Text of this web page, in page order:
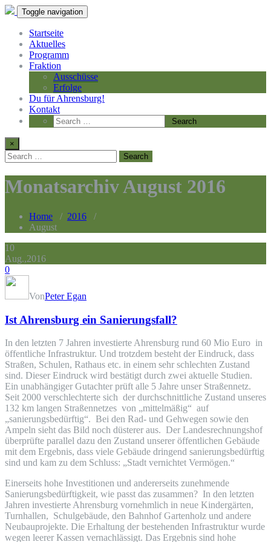
Toggle navigation
Startseite
Aktuelles
Programm
Fraktion
Ausschüsse
Erfolge
Du für Ahrensburg!
Kontakt
×
Monatsarchiv August 2016
Home / 2016 /
August
10
Aug.,2016
0
VonPeter Egan
Ist Ahrensburg ein Sanierungsfall?
In den letzten 7 Jahren investierte Ahrensburg rund 60 Mio Euro in
öffentliche Infrastruktur. Und trotzdem besteht der Eindruck, dass
Straßen, Schulen, Rathaus etc. in einem sehr schlechten Zustand
sind. Dieser Eindruck wird bestätigt durch zwei aktuelle Studien.
Ein unabhängiger Gutachter prüft alle 5 Jahre unser Straßennetz.
Seit 2000 verschlechterte sich der durchschnittliche Zustand unseres
132 km langen Straßennetzes von „mittelmäßig“ auf
„sanierungsbedürftig“. Bei den Rad- und Gehwegen sowie den
Ampeln sieht das Bild noch düsterer aus. Der Landesrechnungshof
überprüfte parallel dazu den Zustand unserer öffentlichen Gebäude
mit dem Ergebnis, dass viele Gebäude dringend sanierungsbedürftig
sind und kam zu dem Schluss: „Stadt vernichtet Vermögen.“
Einerseits hohe Investitionen und andererseits zunehmende
Sanierungsbedürftigkeit, wie passt das zusammen? In den letzten
Jahren investierte Ahrensburg vornehmlich in neue Kindergärten,
Turnhallen, Schulgebäude, den Bahnhof Gartenholz und andere
Neubauprojekte. Die Erhaltung der bestehenden Infrastruktur wurde
wegen leerer Kassen vernachlässigt. Das Ergebnis sind hohe